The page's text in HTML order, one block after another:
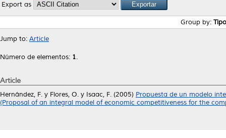
Export as
Group by:
Jump to: Article
Número de elementos: 1.
Article
Hernández, F. y Flores, O. y Isaac, F. (2005) Propuesta de un modelo
(Proposal of an integral model of economic competitiveness for the